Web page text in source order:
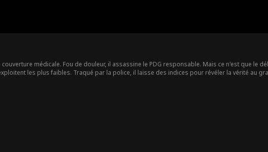
médicale. Fou de douleur, il assassine le PDG responsable. Mais ce n'est que le
les plus faibles. Traqué par la police, il laisse des indices pour révéler la vérité au